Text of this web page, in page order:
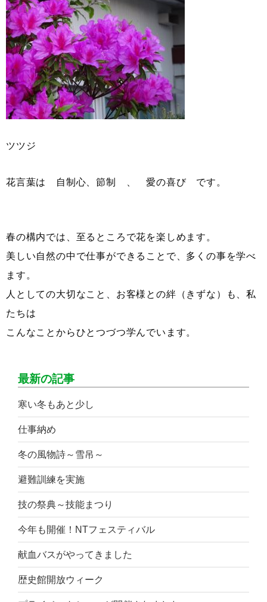
ツツジ
花言葉は 自制心、節制 、 愛の喜び です。
春の構内では、至るところで花を楽しめます。
美しい自然の中で仕事ができることで、多くの事を学べ
ます。
人としての大切なこと、お客様との絆（きずな）も、私
たちは
こんなことからひとつづつ学んでいます。
最新の記事
寒い冬もあと少し
仕事納め
冬の風物詩～雪吊～
避難訓練を実施
技の祭典～技能まつり
今年も開催！NTフェスティバル
献血バスがやってきました
歴史館開放ウィーク